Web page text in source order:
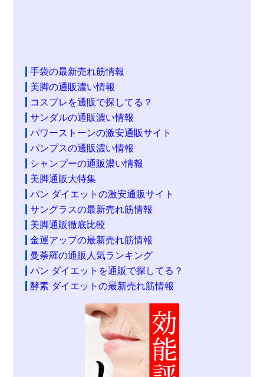
手袋の最新売れ筋情報
美脚の通販濃い情報
コスプレを通販で探してる？
サンダルの通販濃い情報
パワーストーンの激安通販サイト
パンプスの通販濃い情報
シャンプーの通販濃い情報
美脚通販大特集
パン ダイエットの激安通販サイト
サングラスの最新売れ筋情報
美脚通販徹底比較
金運アップの最新売れ筋情報
曼荼羅の通販人気ランキング
パン ダイエットを通販で探してる？
酵素 ダイエットの最新売れ筋情報